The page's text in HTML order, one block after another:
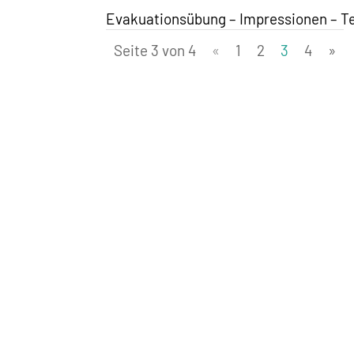
Evakuationsübung – Impressionen –
Seite 3 von 4
« 1 2 3 4 »